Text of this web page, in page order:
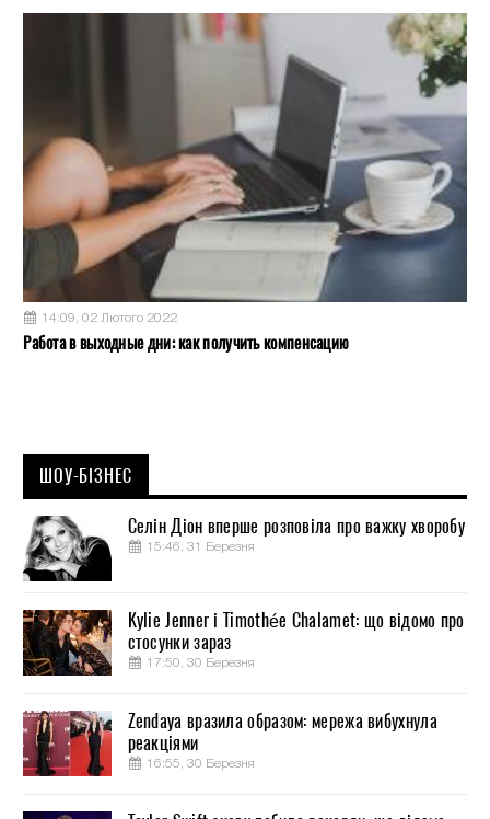
14:09, 02 Лютого 2022
Работа в выходные дни: как получить компенсацию
ШОУ-БІЗНЕС
Селін Діон вперше розповіла про важку хворобу
15:46, 31 Березня
Kylie Jenner і Timothée Chalamet: що відомо про
стосунки зараз
17:50, 30 Березня
Zendaya вразила образом: мережа вибухнула
реакціями
16:55, 30 Березня